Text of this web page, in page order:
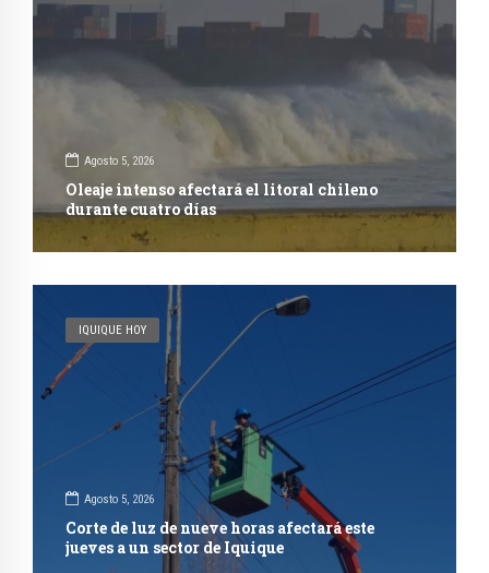
Agosto 5, 2026
Oleaje intenso afectará el litoral chileno
durante cuatro días
IQUIQUE HOY
Agosto 5, 2026
Corte de luz de nueve horas afectará este
jueves a un sector de Iquique